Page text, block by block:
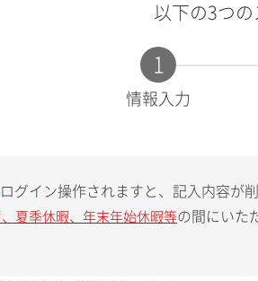
以下の3つの
1
現
情報入力
グイン操作されますと、記入内容が
夏季休暇、年末年始休暇等の間にいた